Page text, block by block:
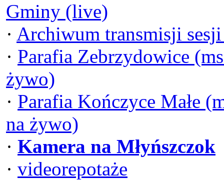
Gminy (live)
· Archiwum transmisji
· Parafia Zebrzydowice
żywo)
· Parafia Kończyce Małe
na żywo)
· Kamera na Młyńszczok
· videorepotaże